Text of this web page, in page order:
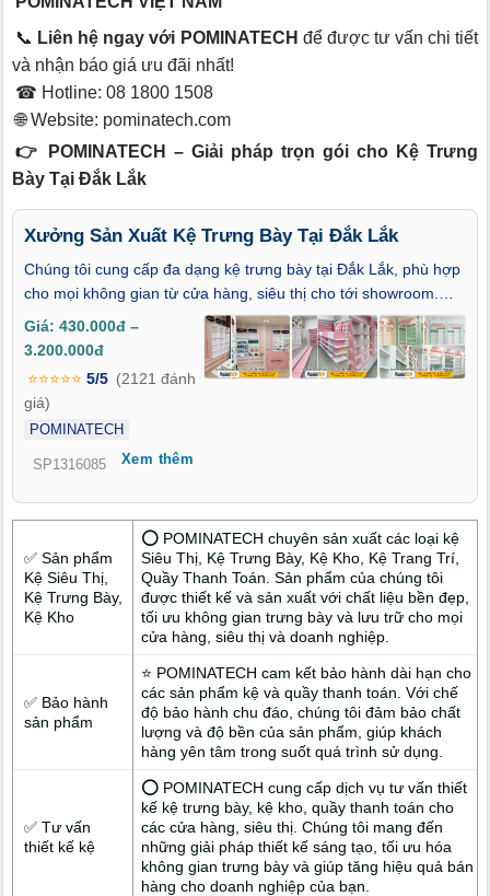
📞 Liên hệ ngay với POMINATECH để được tư vấn chi tiết
và nhận báo giá ưu đãi nhất!
☎ Hotline: 08 1800 1508
🌐 Website: pominatech.com
👉 POMINATECH – Giải pháp trọn gói cho Kệ Trưng
Bày Tại Đắk Lắk
Xưởng Sản Xuất Kệ Trưng Bày Tại Đắk Lắk
Chúng tôi cung cấp đa dạng kệ trưng bày tại Đắk Lắk, phù hợp
cho mọi không gian từ cửa hàng, siêu thị cho tới showroom.
Đặc biệt, kệ trưng bày gỗ tại Đắk Lắk được sản xuất với tính
thẩm mỹ cao, bền bỉ giúp tối ưu không gian, nổi bật sản phẩm,
thu hút khách hàng và tăng doanh thu.
Giá: 430.000đ –
3.200.000đ
⭐⭐⭐⭐⭐ 5/5 (2121 đánh
giá)
POMINATECH
SP1316085 Xem thêm
✅ Sản phẩm
Kệ Siêu Thị,
Kệ Trưng Bày,
Kệ Kho
⭕ POMINATECH chuyên sản xuất các loại kệ
Siêu Thị, Kệ Trưng Bày, Kệ Kho, Kệ Trang Trí,
Quầy Thanh Toán. Sản phẩm của chúng tôi
được thiết kế và sản xuất với chất liệu bền đẹp,
tối ưu không gian trưng bày và lưu trữ cho mọi
cửa hàng, siêu thị và doanh nghiệp.
✅ Bảo hành
sản phẩm
⭐ POMINATECH cam kết bảo hành dài hạn cho
các sản phẩm kệ và quầy thanh toán. Với chế
độ bảo hành chu đáo, chúng tôi đảm bảo chất
lượng và độ bền của sản phẩm, giúp khách
hàng yên tâm trong suốt quá trình sử dụng.
✅ Tư vấn
thiết kế kệ
⭕ POMINATECH cung cấp dịch vụ tư vấn thiết
kế kệ trưng bày, kệ kho, quầy thanh toán cho
các cửa hàng, siêu thị. Chúng tôi mang đến
những giải pháp thiết kế sáng tạo, tối ưu hóa
không gian trưng bày và giúp tăng hiệu quả bán
hàng cho doanh nghiệp của bạn.